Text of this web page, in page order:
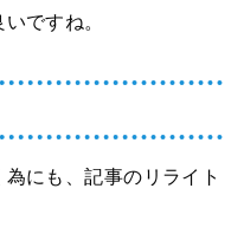
ですね。
にも、記事のリライト